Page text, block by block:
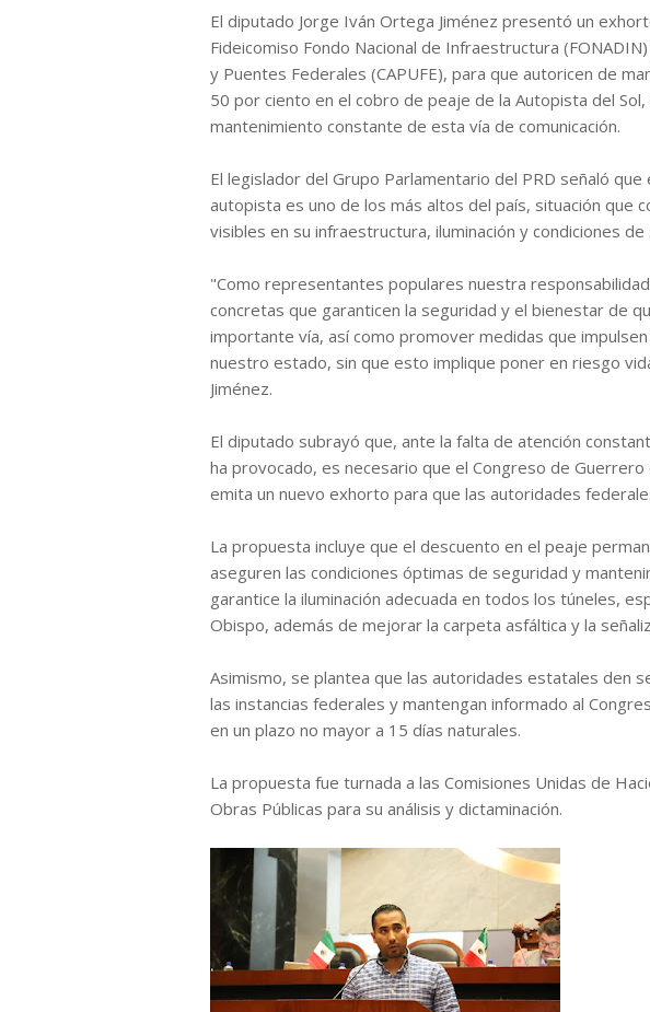
El diputado Jorge Iván Ortega Jiménez presentó un
Fideicomiso Fondo Nacional de Infraestructura
y Puentes Federales (CAPUFE), para que autoricen de
50 por ciento en el cobro de peaje de la Autopista del
mantenimiento constante de esta vía de comunicación.
El legislador del Grupo Parlamentario del PRD señaló
autopista es uno de los más altos del país, situación que
visibles en su infraestructura, iluminación y condiciones de
"Como representantes populares nuestra
concretas que garanticen la seguridad y el bienestar de
importante vía, así como promover medidas que
nuestro estado, sin que esto implique poner en riesgo
Jiménez.
El diputado subrayó que, ante la falta de atención
ha provocado, es necesario que el Congreso de
emita un nuevo exhorto para que las autoridades
La propuesta incluye que el descuento en el peaje
aseguren las condiciones óptimas de seguridad y
garantice la iluminación adecuada en todos los túneles,
Obispo, además de mejorar la carpeta asfáltica y la
Asimismo, se plantea que las autoridades estatales den
las instancias federales y mantengan informado al
en un plazo no mayor a 15 días naturales.
La propuesta fue turnada a las Comisiones Unidas de
Obras Públicas para su análisis y dictaminación.